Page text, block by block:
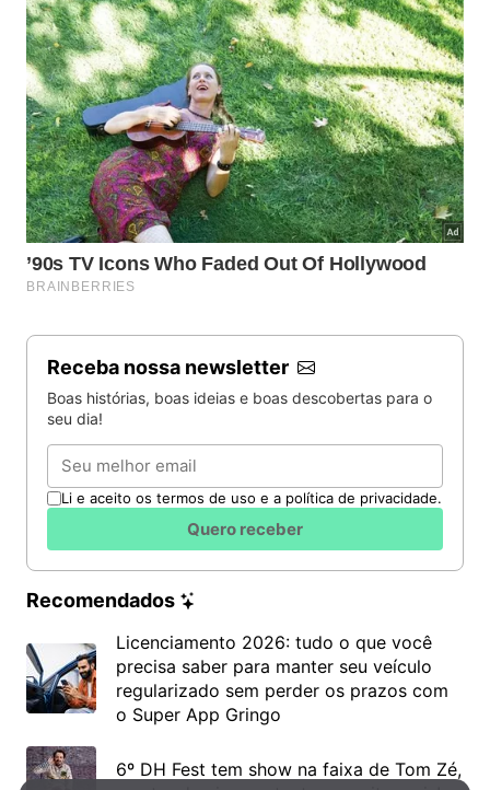
Receba nossa newsletter
Boas histórias, boas ideias e boas descobertas para o
seu dia!
Email
Li e aceito os termos de uso e a política de privacidade.
Quero receber
Recomendados
Licenciamento 2026: tudo o que você
precisa saber para manter seu veículo
regularizado sem perder os prazos com
o Super App Gringo
6º DH Fest tem show na faixa de Tom Zé,